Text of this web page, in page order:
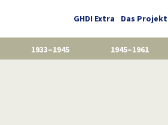
GHDI Extra Das Projekt
1933–1945 1945–1961